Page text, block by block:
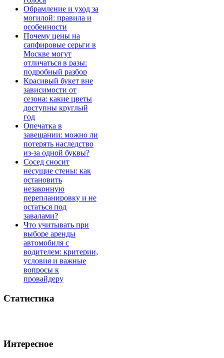
Обрамление и уход за
могилой: правила и
особенности
Почему цены на
сапфировые серьги в
Москве могут
отличаться в разы:
подробный разбор
Красивый букет вне
зависимости от
сезона: какие цветы
доступны круглый
год
Опечатка в
завещании: можно ли
потерять наследство
из-за одной буквы?
Сосед сносит
несущие стены: как
остановить
незаконную
перепланировку и не
остаться под
завалами?
Что учитывать при
выборе аренды
автомобиля с
водителем: критерии,
условия и важные
вопросы к
провайдеру
Статистика
Интересное